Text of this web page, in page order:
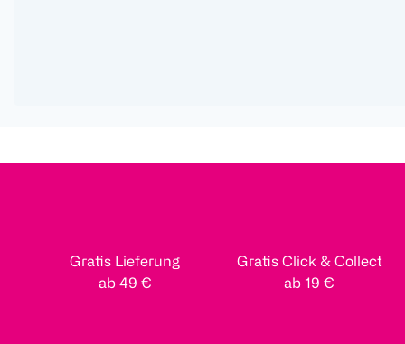
Gratis Lieferung
ab 49 €
Gratis Click & Collect
ab 19 €